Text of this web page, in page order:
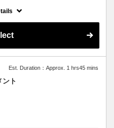
Est. Duration：Approx. 1 hrs45 mins
ント